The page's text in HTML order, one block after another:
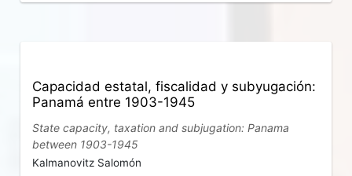
Capacidad estatal, fiscalidad y subyugación:
Panamá entre 1903-1945
State capacity, taxation and subjugation: Panama
between 1903-1945
Kalmanovitz Salomón